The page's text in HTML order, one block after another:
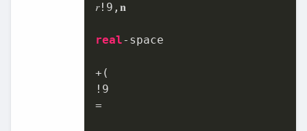
𝑟! 9 ,𝐧
real-space
+(
! 9
=